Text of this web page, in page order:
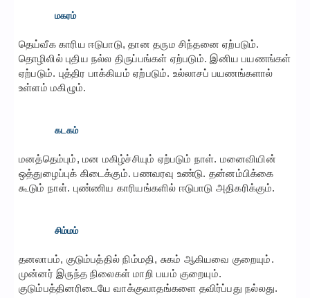
மகரம்
தெய்வீக காரிய ஈடுபாடு, தான தரும சிந்தனை ஏற்படும்.
தொழிலில் புதிய நல்ல திருப்பங்கள் ஏற்படும். இனிய பயணங்கள்
ஏற்படும். புத்திர பாக்கியம் ஏற்படும். உல்லாசப் பயணங்களால்
உள்ளம் மகிழும்.
கடகம்
மனத்தெம்பும், மன மகிழ்ச்சியும் ஏற்படும் நாள். மனைவியின்
ஒத்துழைப்புக் கிடைக்கும். பணவரவு உண்டு. தன்னம்பிக்கை
கூடும் நாள். புண்ணிய காரியங்களில் ஈடுபாடு அதிகரிக்கும்.
சிம்மம்
தனலாபம், குடும்பத்தில் நிம்மதி, சுகம் ஆகியவை குறையும்.
முன்னர் இருந்த நிலைகள் மாறி பயம் குறையும்.
குடும்பத்தினரிடையே வாக்குவாதங்களை தவிர்ப்பது நல்லது.